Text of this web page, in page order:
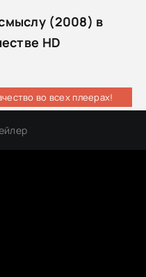
(2008) в
HD
во всех плеерах!